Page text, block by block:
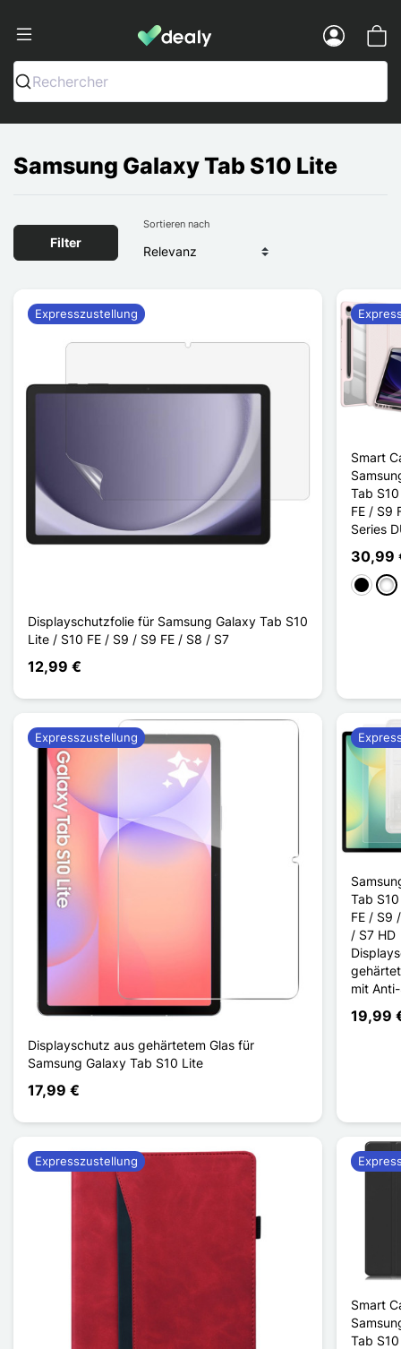
Dealy - Hüllen und Zubehör für
Rechercher
Samsung Galaxy Tab S10 Lite
Filter
Sortieren nach
Displayschutzfolie für Samsung Galaxy Tab S10
Lite / S10 FE / S9 / S9 FE / S8 / S7
12,99 €
Expresszustellung
Smart
Tab
FE / S9
Series
30,99
Displayschutz aus gehärtetem Glas für
Samsung Galaxy Tab S10 Lite
17,99 €
Expresszustellung
Tab
FE / S9
/ S7 HD
mit
19,99
Expresszustellung
Smart
Tab